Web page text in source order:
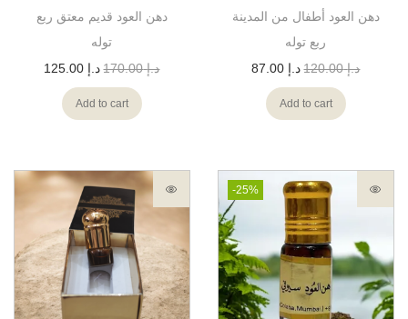
دهن العود قديم معتق ربع
توله
د.إ170.00 د.إ
Add to cart
دهن العود أطفال من المدينة
ربع توله
د.إ120.00 د.إ
Add to cart
-25%